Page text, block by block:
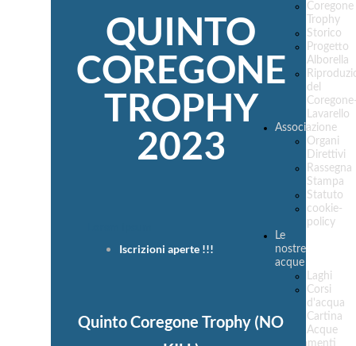
QUINTO
COREGONE
TROPHY
2023
Iscrizioni aperte !!!
Coregone
Trophy
Storico
Progetto
Alborella
del
Lavarello
Associazione
Organi
Direttivi
Rassegna
Stampa
Statuto
cookie-
policy
Le
nostre
acque
Laghi
Corsi
d'acqua
Cartina
Acque
Regolamenti
Quinto Coregone Trophy (NO